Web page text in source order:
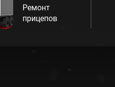
Ремонт
прицепов